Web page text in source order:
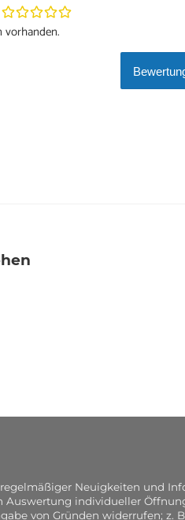
vorhanden.
Neuigkeiten und
Auswertung individueller
von Gründen widerrufen; z.